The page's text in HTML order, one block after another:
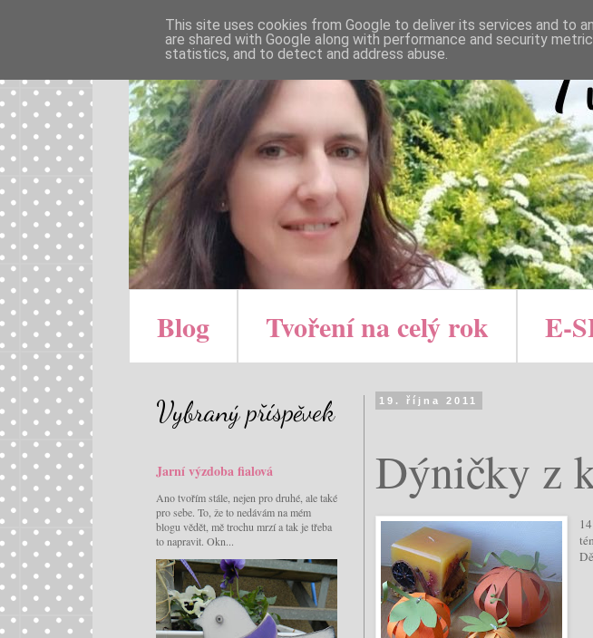
Blog Tvoření na celý rok E-
19. října 2011
Dýničky z
Vybraný příspěvek
Jarní výzdoba fialová
Ano tvořím stále, nejen pro druhé, ale také
pro sebe. To, že to nedávám na mém
blogu vědět, mě trochu mrzí a tak je třeba
to napravit. Okn...
This site uses cookies from Google to deliver its services and to
are shared with Google along with performance and security
statistics, and to detect and address abuse.